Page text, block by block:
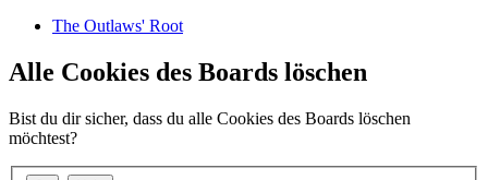
The Outlaws' Root
Alle Cookies des Boards löschen
Bist du dir sicher, dass du alle Cookies des Boards löschen
möchtest?